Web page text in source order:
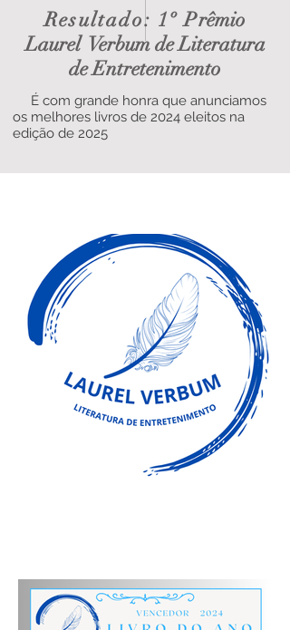
Resultado: 1º Prêmio
Laurel Verbum de Literatura
de Entretenimento
É com grande honra que anunciamos
os melhores livros de 2024 eleitos na
edição de 2025